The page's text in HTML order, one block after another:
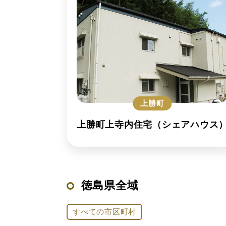
上勝町
上勝町上寺内住宅（シェアハウス
徳島県全域
すべての市区町村